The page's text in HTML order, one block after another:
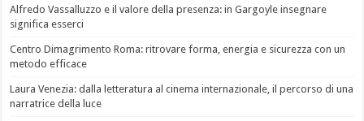
Alfredo Vassalluzzo e il valore della presenza: in Gargoyle insegnare
significa esserci
Centro Dimagrimento Roma: ritrovare forma, energia e sicurezza con un
metodo efficace
Laura Venezia: dalla letteratura al cinema internazionale, il percorso di una
narratrice della luce